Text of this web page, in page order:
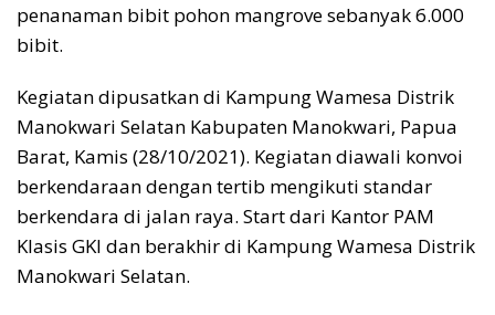
penanaman bibit pohon mangrove sebanyak 6.000
bibit.
Kegiatan dipusatkan di Kampung Wamesa Distrik
Manokwari Selatan Kabupaten Manokwari, Papua
Barat, Kamis (28/10/2021). Kegiatan diawali konvoi
berkendaraan dengan tertib mengikuti standar
berkendara di jalan raya. Start dari Kantor PAM
Klasis GKI dan berakhir di Kampung Wamesa Distrik
Manokwari Selatan.